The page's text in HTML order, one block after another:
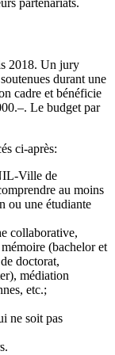
2018. Un jury
durant une
cadre et bénéficie
Le budget par
ci-après:
Ville de
au moins
ou une étudiante
collaborative,
(bachelor et
doctorat,
médiation
etc.;
ne soit pas